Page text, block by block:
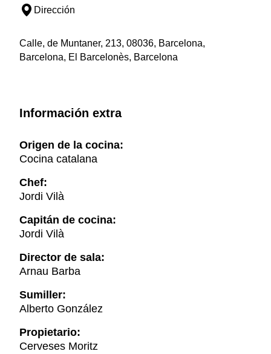
Dirección
Calle, de Muntaner, 213, 08036, Barcelona,
Barcelona, El Barcelonès, Barcelona
Información extra
Origen de la cocina:
Cocina catalana
Chef:
Jordi Vilà
Capitán de cocina:
Jordi Vilà
Director de sala:
Arnau Barba
Sumiller:
Alberto González
Propietario:
Cerveses Moritz